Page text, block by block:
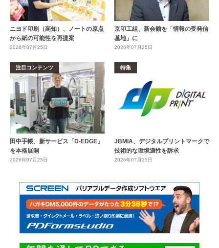
ニヨド印刷（高知）、ノートの原点
から紙の可能性を再提案
2026年07月25日
京印工組、新会館を「情報の受発信
基地」に
2026年07月25日
注目コンテンツ
田中手帳、新サービス「D-EDGE」
を本格展開
2026年07月25日
特集
JBMIA、デジタルプリントマークで
技術的な環境適性を訴求
2026年07月25日